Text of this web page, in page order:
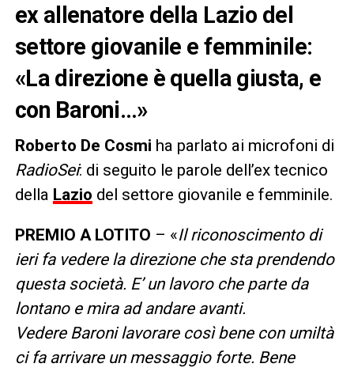
ex allenatore della Lazio del
settore giovanile e femminile:
«La direzione è quella giusta, e
con Baroni…»
Roberto De Cosmi ha parlato ai microfoni di
RadioSei: di seguito le parole dell’ex tecnico
della Lazio del settore giovanile e femminile.
PREMIO A LOTITO – «Il riconoscimento di
ieri fa vedere la direzione che sta prendendo
questa società. E’ un lavoro che parte da
lontano e mira ad andare avanti.
Vedere Baroni lavorare così bene con umiltà
ci fa arrivare un messaggio forte. Bene